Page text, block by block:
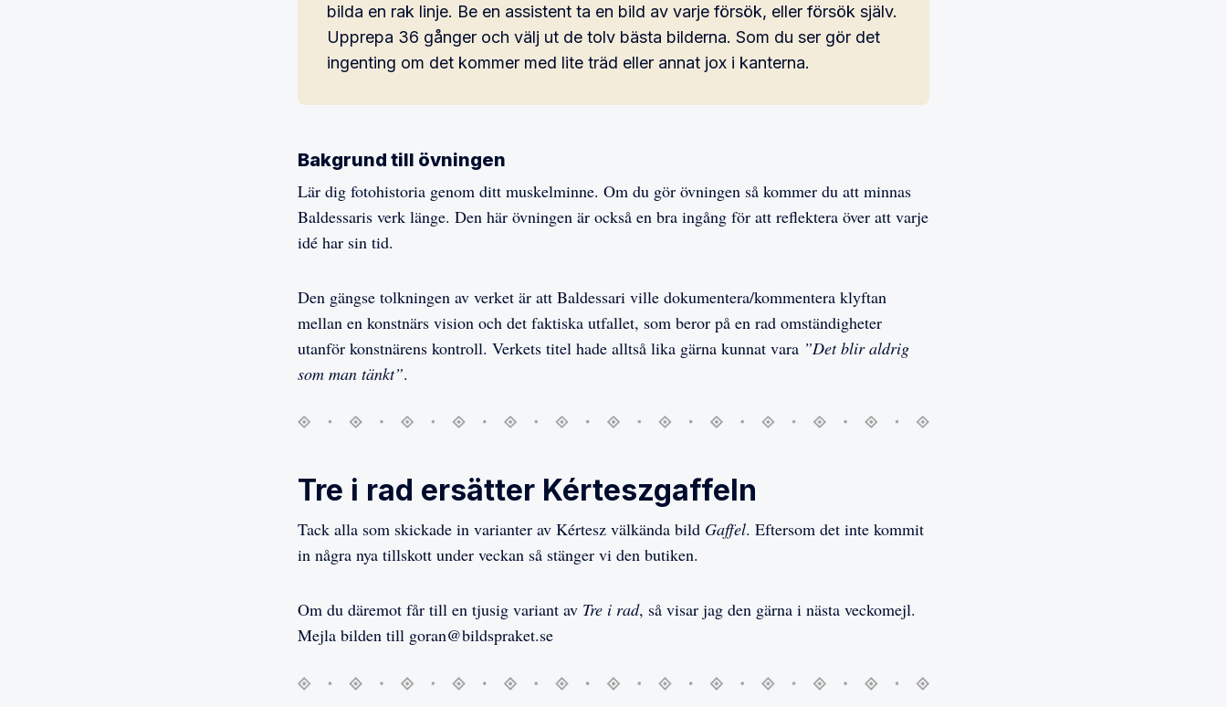
bilda en rak linje. Be en assistent ta en bild av varje försök, eller försök själv.
Upprepa 36 gånger och välj ut de tolv bästa bilderna. Som du ser gör det
ingenting om det kommer med lite träd eller annat jox i kanterna.
Bakgrund till övningen
Lär dig fotohistoria genom ditt muskelminne. Om du gör övningen så kommer du att minnas
Baldessaris verk länge. Den här övningen är också en bra ingång för att reflektera över att varje
idé har sin tid.
Den gängse tolkningen av verket är att Baldessari ville dokumentera/kommentera klyftan
mellan en konstnärs vision och det faktiska utfallet, som beror på en rad omständigheter
utanför konstnärens kontroll. Verkets titel hade alltså lika gärna kunnat vara ”Det blir aldrig
som man tänkt”.
Tre i rad ersätter Kérteszgaffeln
Tack alla som skickade in varianter av Kértesz välkända bild Gaffel. Eftersom det inte kommit
in några nya tillskott under veckan så stänger vi den butiken.
Om du däremot får till en tjusig variant av Tre i rad, så visar jag den gärna i nästa veckomejl.
Mejla bilden till goran@bildspraket.se